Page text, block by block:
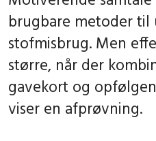
brugbare metoder til
stofmisbrug. Men
større, når der
gavekort og
viser en afprøvning.